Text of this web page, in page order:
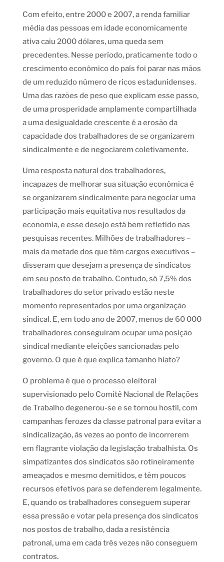
Com efeito, entre 2000 e 2007, a renda familiar
média das pessoas em idade economicamente
ativa caiu 2000 dólares, uma queda sem
precedentes. Nesse período, praticamente todo o
crescimento econômico do país foi parar nas mãos
de um reduzido número de ricos estadunidenses.
Uma das razões de peso que explicam esse passo,
de uma prosperidade amplamente compartilhada
a uma desigualdade crescente é a erosão da
capacidade dos trabalhadores de se organizarem
sindicalmente e de negociarem coletivamente.
Uma resposta natural dos trabalhadores,
incapazes de melhorar sua situação econômica é
se organizarem sindicalmente para negociar uma
participação mais equitativa nos resultados da
economia, e esse desejo está bem refletido nas
pesquisas recentes. Milhões de trabalhadores –
mais da metade dos que têm cargos executivos –
disseram que desejam a presença de sindicatos
em seu posto de trabalho. Contudo, só 7,5% dos
trabalhadores do setor privado estão neste
momento representados por uma organização
sindical. E, em todo ano de 2007, menos de 60 000
trabalhadores conseguiram ocupar uma posição
sindical mediante eleições sancionadas pelo
governo. O que é que explica tamanho hiato?
O problema é que o processo eleitoral
supervisionado pelo Comitê Nacional de Relações
de Trabalho degenerou-se e se tornou hostil, com
campanhas ferozes da classe patronal para evitar a
sindicalização, às vezes ao ponto de incorrerem
em flagrante violação da legislação trabalhista. Os
simpatizantes dos sindicatos são rotineiramente
ameaçados e mesmo demitidos, e têm poucos
recursos efetivos para se defenderem legalmente.
E, quando os trabalhadores conseguem superar
essa pressão e votar pela presença dos sindicatos
nos postos de trabalho, dada a resistência
patronal, uma em cada três vezes não conseguem
contratos.